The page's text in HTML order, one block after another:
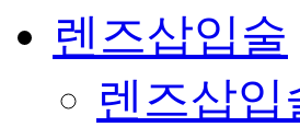
렌즈삽입술
렌즈삽입